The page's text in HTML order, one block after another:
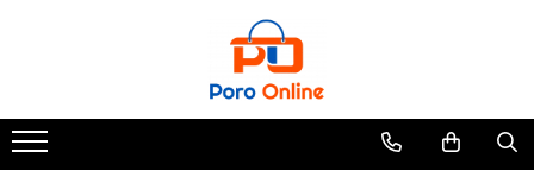
Clone
Parfum Barbati